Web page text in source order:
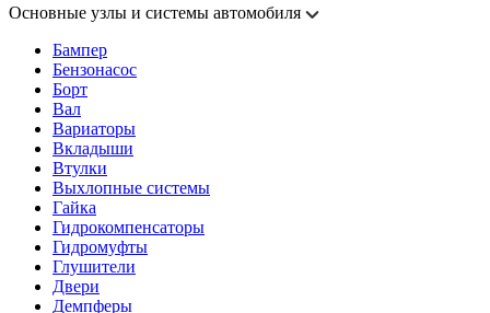
Основные узлы и системы автомобиля
Бампер
Бензонасос
Борт
Вал
Вариаторы
Вкладыши
Втулки
Выхлопные системы
Гайка
Гидрокомпенсаторы
Гидромуфты
Глушители
Двери
Демпферы